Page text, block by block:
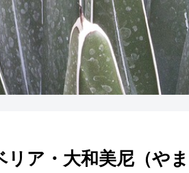
リア・大和美尼（や